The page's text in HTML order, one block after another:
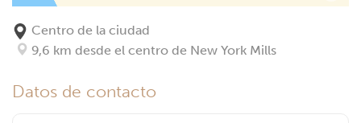
Centro de la ciudad
9,6 km desde el centro de New York Mills
Datos de contacto